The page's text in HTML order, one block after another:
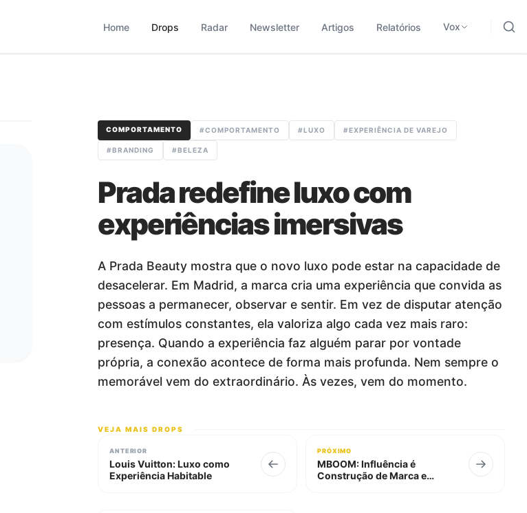
contínuo com curadoria metodológica para traduzir sinais em leitura aplicada.
Home Drops Radar Newsletter Artigos Relatórios Vox
COMPORTAMENTO #COMPORTAMENTO #LUXO #EXPERIÊNCIA DE VAREJO
#BRANDING #BELEZA
Prada redefine luxo com
experiências imersivas
A Prada Beauty mostra que o novo luxo pode estar na capacidade de
desacelerar. Em Madrid, a marca cria uma experiência que convida as
pessoas a permanecer, observar e sentir. Em vez de disputar atenção
com estímulos constantes, ela valoriza algo cada vez mais raro:
presença. Quando a experiência faz alguém parar por vontade
própria, a conexão acontece de forma mais profunda. Nem sempre o
memorável vem do extraordinário. Às vezes, vem do momento.
VEJA MAIS DROPS
ANTERIOR
Louis Vuitton: Luxo como
Experiência Habitable
PRÓXIMO
MBOOM: Influência é
Construção de Marca e